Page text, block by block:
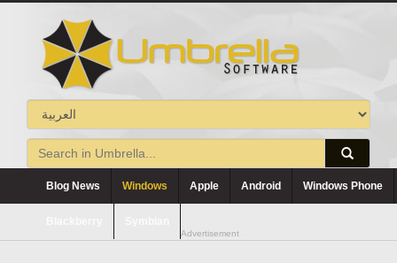
Blog News Windows Apple Android Windows Phone
Advertisement